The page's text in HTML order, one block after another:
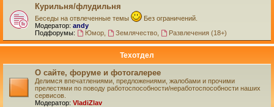
Курильня/флудильня
Беседы на отвлеченные темы
Без ограничений.
Модератор: andy
Подфорумы:
Юмор, Землячество, Развлечения (18+)
Техотдел
О сайте, форуме и фотогалерее
Делимся впечатлениями, предложениями, жалобами и прочими
прелестями по поводу работоспособности/неработоспособности наших
сервисов.
Модератор: VladiZlav